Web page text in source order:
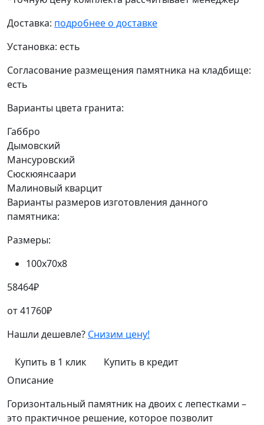
Доставка: подробнее о доставке
Установка: есть
Согласование размещения памятника на кладбище:
есть
Варианты цвета гранита:
Габбро
Дымовский
Мансуровский
Сюскюянсаари
Малиновый кварцит
Варианты размеров изготовления данного
памятника:
Размеры:
100х70х8
58464₽
от41760₽
Нашли дешевле? Снизим цену!
Купить в 1 клик
Купить в кредит
Описание
Горизонтальный памятник на двоих с лепестками –
это практичное решение, которое позволит